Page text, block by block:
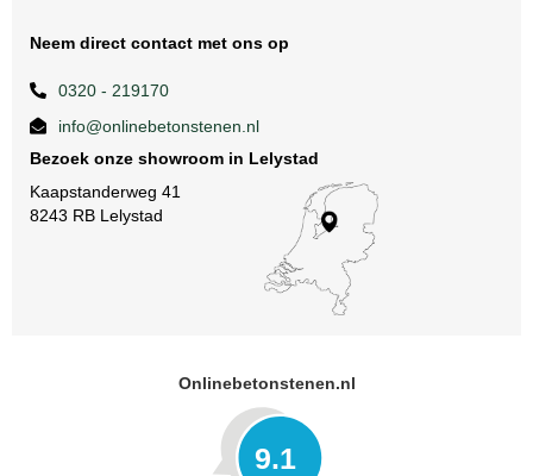
Neem direct contact met ons op
0320 - 219170
info@onlinebetonstenen.nl
Bezoek onze showroom in Lelystad
Kaapstanderweg 41
8243 RB Lelystad
Onlinebetonstenen.nl
9.1